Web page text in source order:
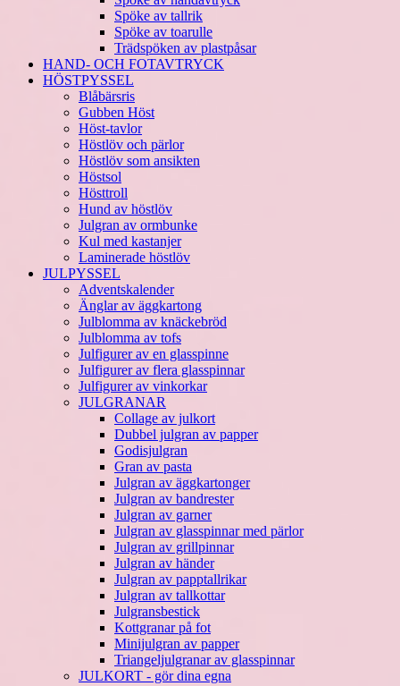
Spöke av tallrik
Spöke av toarulle
Trädspöken av plastpåsar
HAND- OCH FOTAVTRYCK
HÖSTPYSSEL
Blåbärsris
Gubben Höst
Höst-tavlor
Höstlöv och pärlor
Höstlöv som ansikten
Höstsol
Hösttroll
Hund av höstlöv
Julgran av ormbunke
Kul med kastanjer
Laminerade höstlöv
JULPYSSEL
Adventskalender
Änglar av äggkartong
Julblomma av knäckebröd
Julblomma av tofs
Julfigurer av en glasspinne
Julfigurer av flera glasspinnar
Julfigurer av vinkorkar
JULGRANAR
Collage av julkort
Dubbel julgran av papper
Godisjulgran
Gran av pasta
Julgran av äggkartonger
Julgran av bandrester
Julgran av garner
Julgran av glasspinnar med pärlor
Julgran av grillpinnar
Julgran av händer
Julgran av papptallrikar
Julgran av tallkottar
Julgransbestick
Kottgranar på fot
Minijulgran av papper
Triangeljulgranar av glasspinnar
JULKORT - gör dina egna